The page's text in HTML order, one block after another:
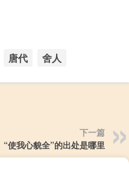
唐代 舍人
下一篇
“使我心貌全”的出处是哪里